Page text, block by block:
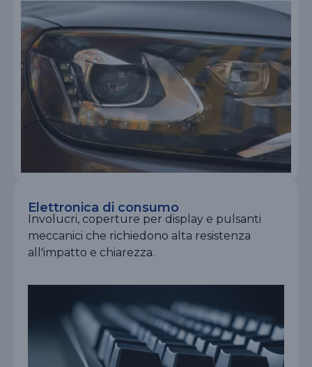
Elettronica di consumo
Involucri, coperture per display e pulsanti
meccanici che richiedono alta resistenza
all'impatto e chiarezza.